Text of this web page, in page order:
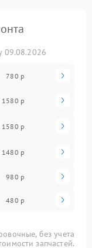
09.08.2026
780 р
1580 р
1580 р
1480 р
980 р
480 р
без учета
запчастей.